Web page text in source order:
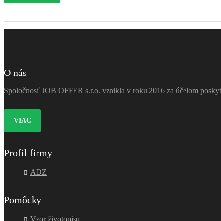
O nás
Spoločnosť JOB OFFER s.r.o. vznikla v roku 2016 za účelom
VIAC
Profil firmy
ADZ
Pomôcky
Vzor životopisu